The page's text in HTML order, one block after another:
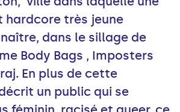
hardcore très jeune
dans le sillage de
Body Bags , Imposters
En plus de cette
un public qui se